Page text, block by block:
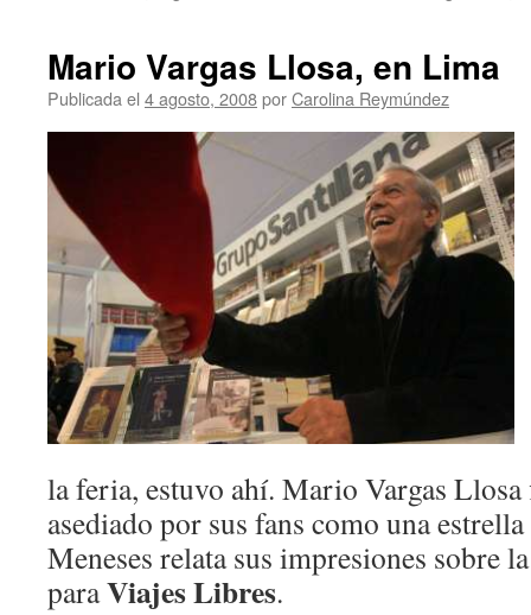
Mario Vargas Llosa, en Lima
Publicada el 4 agosto, 2008porCarolina Reymúndez
la feria, estuvo ahí. Mario Vargas
asediado por sus fans como una
Meneses relata sus impresiones sobre
paraViajes Libres.